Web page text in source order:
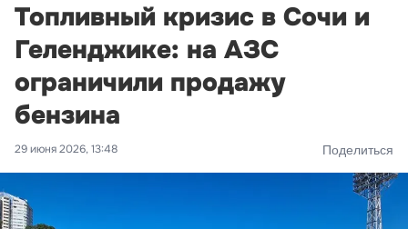
Топливный кризис в Сочи и
Геленджике: на АЗС
ограничили продажу
бензина
29 июня 2026, 13:48 Поделиться